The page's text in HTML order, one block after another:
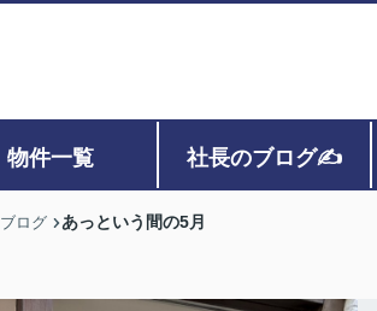
物件一覧 社長のブログ✍
ブログ あっという間の5月